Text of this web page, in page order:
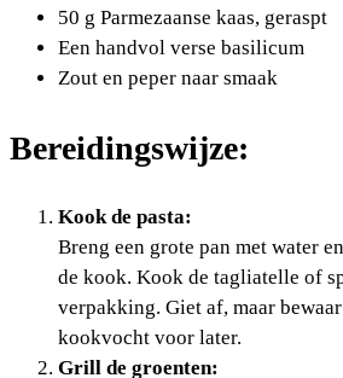
50 g Parmezaanse kaas, geraspt
Een handvol verse basilicum
Zout en peper naar smaak
Bereidingswijze:
Kook de pasta:
Breng een grote pan met water
de kook. Kook de tagliatelle of
verpakking. Giet af, maar
kookvocht voor later.
Grill de groenten: